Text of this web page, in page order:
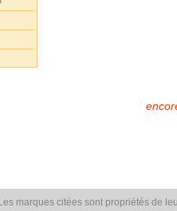
Les marques citées sont propriétés de